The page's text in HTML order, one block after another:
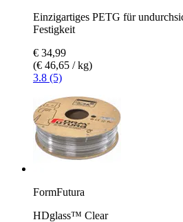
Einzigartiges PETG für
Festigkeit
€ 34,99
(€ 46,65 / kg)
3.8 (5)
FormFutura
HDglass™ Clear